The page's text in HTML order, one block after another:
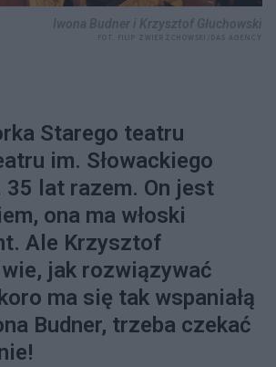
Starego teatru
im. Słowackiego
35 lat razem. On jest
ona ma włoski
Ale Krzysztof
wie, jak rozwiązywać
ma się tak wspaniałą
Budner, trzeba czekać